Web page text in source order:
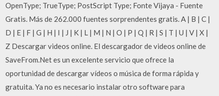
OpenType; TrueType; PostScript Type; Fonte Vijaya - Fuente
Gratis. Más de 262.000 fuentes sorprendentes gratis. A | B | C |
D | E | F | G | H | I | J | K | L | M | N | O | P | Q | R | S | T | U | V | X |
Z Descargar videos online. El descargador de videos online de
SaveFrom.Net es un excelente servicio que ofrece la
oportunidad de descargar vídeos o música de forma rápida y
gratuita. Ya no es necesario instalar otro software para